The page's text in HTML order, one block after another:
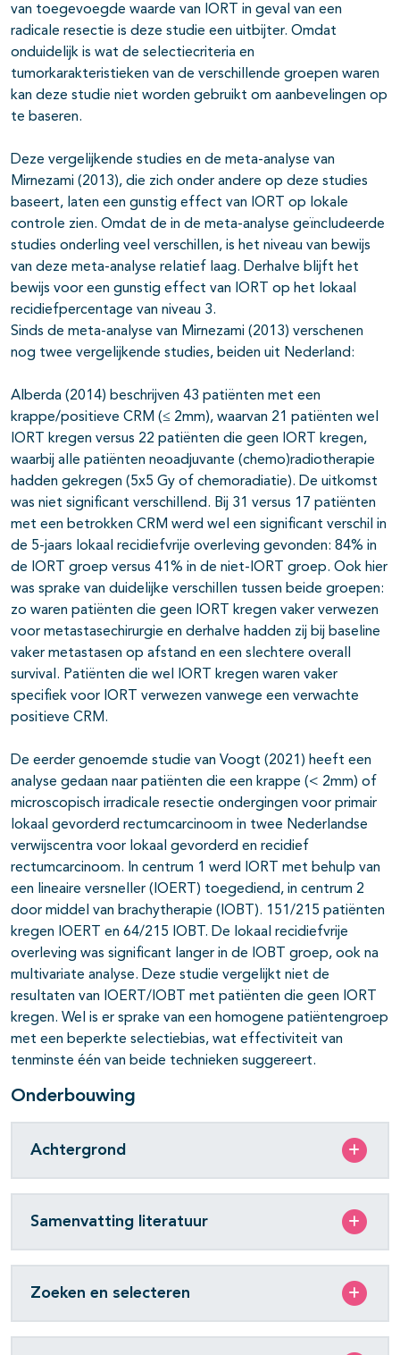
van toegevoegde waarde van IORT in geval van een
radicale resectie is deze studie een uitbijter. Omdat
onduidelijk is wat de selectiecriteria en
tumorkarakteristieken van de verschillende groepen waren
kan deze studie niet worden gebruikt om aanbevelingen op
te baseren.
Deze vergelijkende studies en de meta-analyse van
Mirnezami (2013), die zich onder andere op deze studies
baseert, laten een gunstig effect van IORT op lokale
controle zien. Omdat de in de meta-analyse geïncludeerde
studies onderling veel verschillen, is het niveau van bewijs
van deze meta-analyse relatief laag. Derhalve blijft het
bewijs voor een gunstig effect van IORT op het lokaal
recidiefpercentage van niveau 3.
Sinds de meta-analyse van Mirnezami (2013) verschenen
nog twee vergelijkende studies, beiden uit Nederland:
Alberda (2014) beschrijven 43 patiënten met een
krappe/positieve CRM (≤ 2mm), waarvan 21 patiënten wel
IORT kregen versus 22 patiënten die geen IORT kregen,
waarbij alle patiënten neoadjuvante (chemo)radiotherapie
hadden gekregen (5x5 Gy of chemoradiatie). De uitkomst
was niet significant verschillend. Bij 31 versus 17 patiënten
met een betrokken CRM werd wel een significant verschil in
de 5-jaars lokaal recidiefvrije overleving gevonden: 84% in
de IORT groep versus 41% in de niet-IORT groep. Ook hier
was sprake van duidelijke verschillen tussen beide groepen:
zo waren patiënten die geen IORT kregen vaker verwezen
voor metastasechirurgie en derhalve hadden zij bij baseline
vaker metastasen op afstand en een slechtere overall
survival. Patiënten die wel IORT kregen waren vaker
specifiek voor IORT verwezen vanwege een verwachte
positieve CRM.
De eerder genoemde studie van Voogt (2021) heeft een
analyse gedaan naar patiënten die een krappe (< 2mm) of
microscopisch irradicale resectie ondergingen voor primair
lokaal gevorderd rectumcarcinoom in twee Nederlandse
verwijscentra voor lokaal gevorderd en recidief
rectumcarcinoom. In centrum 1 werd IORT met behulp van
een lineaire versneller (IOERT) toegediend, in centrum 2
door middel van brachytherapie (IOBT). 151/215 patiënten
kregen IOERT en 64/215 IOBT. De lokaal recidiefvrije
overleving was significant langer in de IOBT groep, ook na
multivariate analyse. Deze studie vergelijkt niet de
resultaten van IOERT/IOBT met patiënten die geen IORT
kregen. Wel is er sprake van een homogene patiëntengroep
met een beperkte selectiebias, wat effectiviteit van
tenminste één van beide technieken suggereert.
Onderbouwing
Achtergrond
Samenvatting literatuur
Zoeken en selecteren